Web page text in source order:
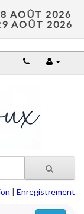
AOÛT 2026
AOÛT 2026
| Enregistrement